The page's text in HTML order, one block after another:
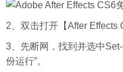
2、双击打开【After Effects
3、先断网，找到并选中
份运行”。